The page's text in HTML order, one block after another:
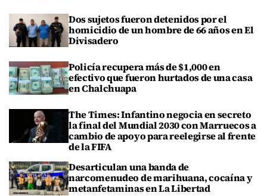
Dos sujetos fueron detenidos por el
homicidio de un hombre de 66 años en El
Divisadero
Policía recupera más de $1,000 en
efectivo que fueron hurtados de una casa
en Chalchuapa
The Times: Infantino negocia en secreto
la final del Mundial 2030 con Marruecos a
cambio de apoyo para reelegirse al frente
de la FIFA
Desarticulan una banda de
narcomenudeo de marihuana, cocaína y
metanfetaminas en La Libertad